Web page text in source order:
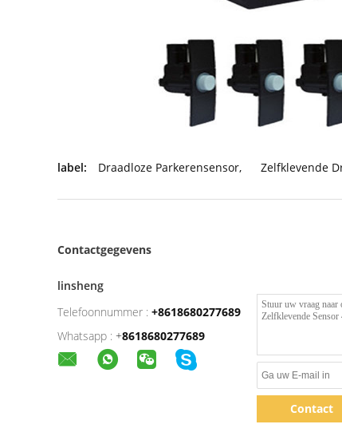
label: Draadloze Parkerensensor, Zelfklevende
Contactgegevens
linsheng
Telefoonnummer : +8618680277689
Whatsapp : +8618680277689
Contact